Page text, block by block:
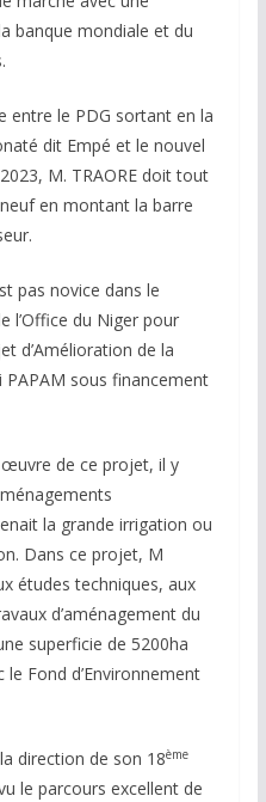
banque mondiale et du
entre le PDG sortant en la
dit Empé et le nouvel
M. TRAORE doit tout
en montant la barre
pas novice dans le
l’Office du Niger pour
d’Amélioration de la
sous financement
de ce projet, il y
la grande irrigation ou
Dans ce projet, M
études techniques, aux
d’aménagement du
superficie de 5200ha
le Fond d’Environnement
direction de son 18ème
le parcours excellent de